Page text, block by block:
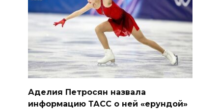
Аделия Петросян назвала
информацию ТАСС о ней «ерундой»